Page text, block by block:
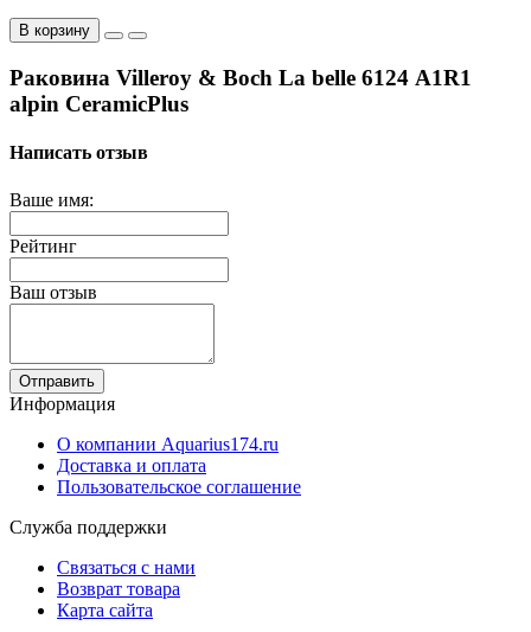
В корзину
Раковина Villeroy & Boch La belle 6124 А1R1
alpin CeramicPlus
Написать отзыв
Ваше имя:
Рейтинг
Ваш отзыв
Отправить
Информация
О компании Aquarius174.ru
Доставка и оплата
Пользовательское соглашение
Служба поддержки
Связаться с нами
Возврат товара
Карта сайта